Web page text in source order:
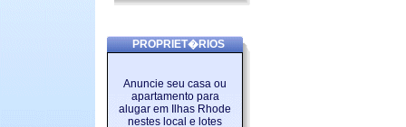
PROPRIET�RIOS
Anuncie seu casa ou
apartamento para
alugar em Ilhas Rhode
nestes local e lotes